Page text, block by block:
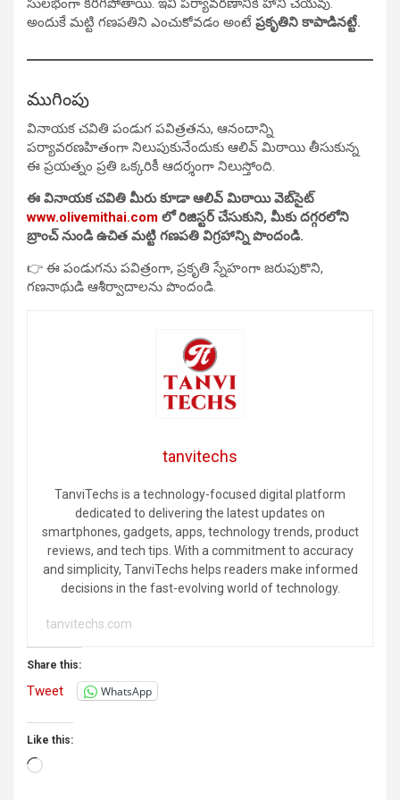
సులభంగా కరిగిపోతాయి. ఇవి పర్యావరణానికి హాని చేయవు.
అందుకే మట్టి గణపతిని ఎంచుకోవడం అంటే ప్రకృతిని కాపాడినట్టే.
ముగింపు
వినాయక చవితి పండుగ పవిత్రతను, ఆనందాన్ని
పర్యావరణహితంగా నిలుపుకునేందుకు ఆలివ్ మిఠాయి తీసుకున్న
ఈ ప్రయత్నం ప్రతి ఒక్కరికీ ఆదర్శంగా నిలుస్తోంది.
ఈ వినాయక చవితి మీరు కూడా ఆలివ్ మిఠాయి వెబ్‌సైట్
www.olivemithai.com లో రిజిస్టర్ చేసుకుని, మీకు దగ్గరలోని
బ్రాంచ్ నుండి ఉచిత మట్టి గణపతి విగ్రహాన్ని పొందండి.
👉 ఈ పండుగను పవిత్రంగా, ప్రకృతి స్నేహంగా జరుపుకొని,
గణనాథుడి ఆశీర్వాదాలను పొందండి.
tanvitechs
TanviTechs is a technology-focused digital platform
dedicated to delivering the latest updates on
smartphones, gadgets, apps, technology trends, product
reviews, and tech tips. With a commitment to accuracy
and simplicity, TanviTechs helps readers make informed
decisions in the fast-evolving world of technology.
tanvitechs.com
Share this:
Tweet WhatsApp
Like this:
Loading…